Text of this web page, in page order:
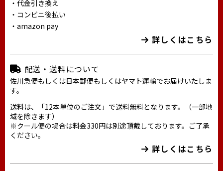
・代金引き換え
・コンビニ後払い
・amazon pay
詳しくはこちら
配送・送料について
佐川急便もしくは日本郵便もしくはヤマト運輸でお届けいたしま
す。
送料は、「12本単位のご注文」で送料無料となります。（一部地
域を除きます）
※クール便の場合は料金330円は別途頂戴しております。ご了承
ください。
詳しくはこちら